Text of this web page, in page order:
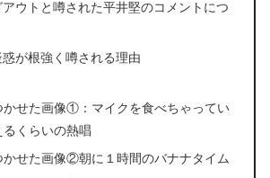
ウトと噂された平井堅のコメントにつ
が根強く噂される理由
かせた画像①：マイクを食べちゃってい
るくらいの熱唱
かせた画像②朝に１時間のバナナタイム